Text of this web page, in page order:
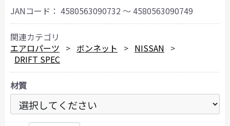
JANコード： 4580563090732 ～ 4580563090749
関連カテゴリ
エアロパーツ
ボンネット
NISSAN
DRIFT SPEC
材質